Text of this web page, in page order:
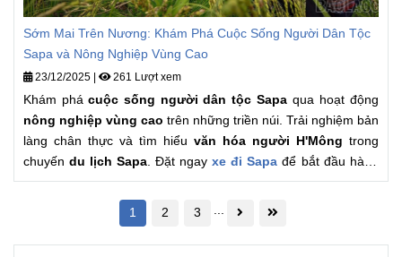
Sớm Mai Trên Nương: Khám Phá Cuộc Sống Người Dân Tộc
Sapa và Nông Nghiệp Vùng Cao
23/12/2025 261 Lượt xem
Khám phá cuộc sống người dân tộc Sapa qua hoạt động
nông nghiệp vùng cao trên những triền núi. Trải nghiệm bản
làng chân thực và tìm hiểu văn hóa người H'Mông trong
chuyến du lịch Sapa . Đặt ngay xe đi Sapa để bắt đầu hành
trình.
1 2 3